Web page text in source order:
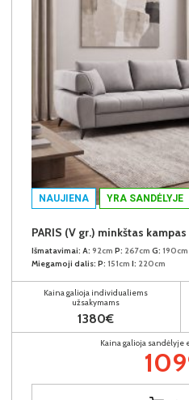
NAUJIENA YRA SANDĖLYJE
PARIS (V gr.) minkštas
Išmatavimai: A: 92cm P: 267cm G: 190cm
Miegamoji dalis: P: 151cm I: 220cm
Kaina galioja individualiems
užsakymams
1380€
Kaina galioja sandėlyje